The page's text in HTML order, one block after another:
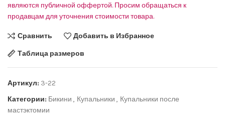
являются публичной оффертой. Просим обращаться к
продавцам для уточнения стоимости товара.
Сравнить Добавить в Избранное
Таблица размеров
Артикул: 3-22
Категории: Бикини , Купальники , Купальники после
мастэктомии